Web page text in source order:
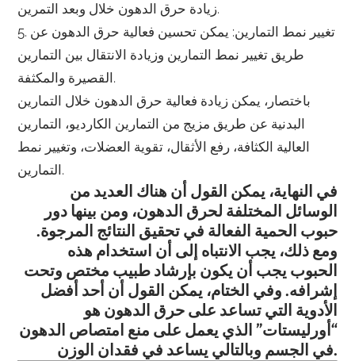
زيادة حرق الدهون خلال وبعد التمرين.
5. تغيير نمط التمارين: يمكن تحسين فعالية حرق الدهون عن
طريق تغيير نمط التمارين وزيادة الانتقال بين التمارين
القصيرة والمكثفة.
باختصار، يمكن زيادة فعالية حرق الدهون خلال التمارين
البدنية عن طريق مزيج من التمارين الكارديو، التمارين
العالية الكثافة، رفع الأثقال، تقوية العضلات، وتغيير نمط
التمارين.
في النهاية، يمكن القول أن هناك العديد من
الوسائل المختلفة لحرق الدهون، ومن بينها دور
حبوب الحمية الفعالة في تحقيق النتائج المرجوة.
ومع ذلك، يجب الانتباه إلى أن استخدام هذه
الحبوب يجب أن يكون بإرشاد طبيب مختص وتحت
إشرافه. وفي الختام، يمكن القول أن أحد أفضل
الأدوية التي تساعد على حرق الدهون هو
“أورليستات” الذي يعمل على منع امتصاص الدهون
في الجسم وبالتالي يساعد في فقدان الوزن.